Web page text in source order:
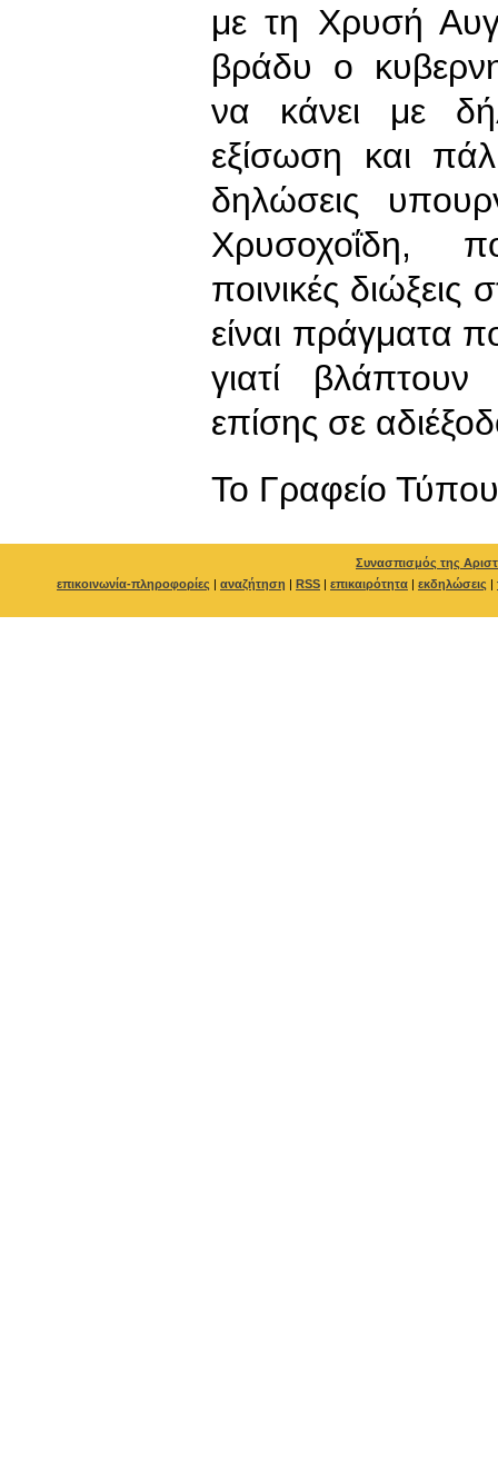
με τη Χρυσή
βράδυ ο
να κάνει με
εξίσωση και
δηλώσεις
Χρυσοχοΐδη,
ποινικές
είναι πράγματα
γιατί
επίσης σε
To Γραφείο Τύπου
Συνασπισμός της
επικοινωνία-πληροφορίες | αναζήτηση | RSS | επικαιρότητα | εκδηλώσεις |